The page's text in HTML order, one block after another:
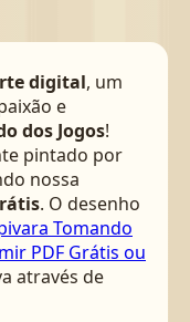
digital, um
e
dos Jogos!
pintado por
nossa
. O desenho
Tomando
PDF Grátis ou
através de